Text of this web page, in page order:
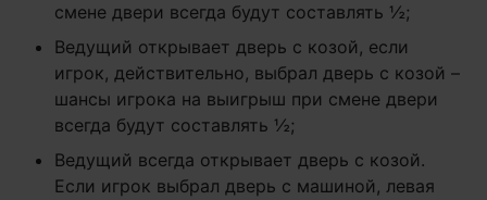
смене двери всегда будут составлять ½;
Ведущий открывает дверь с козой, если
игрок, действительно, выбрал дверь с козой –
шансы игрока на выигрыш при смене двери
всегда будут составлять ½;
Ведущий всегда открывает дверь с козой.
Если игрок выбрал дверь с машиной, левая